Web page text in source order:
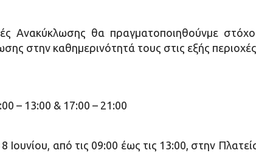
Ανακύκλωσης θα πραγματοποιηθούνμε
στην καθημερινότητά τους στις εξής
– 13:00 & 17:00 – 21:00
από τις 09:00 έως τις 13:00, στην